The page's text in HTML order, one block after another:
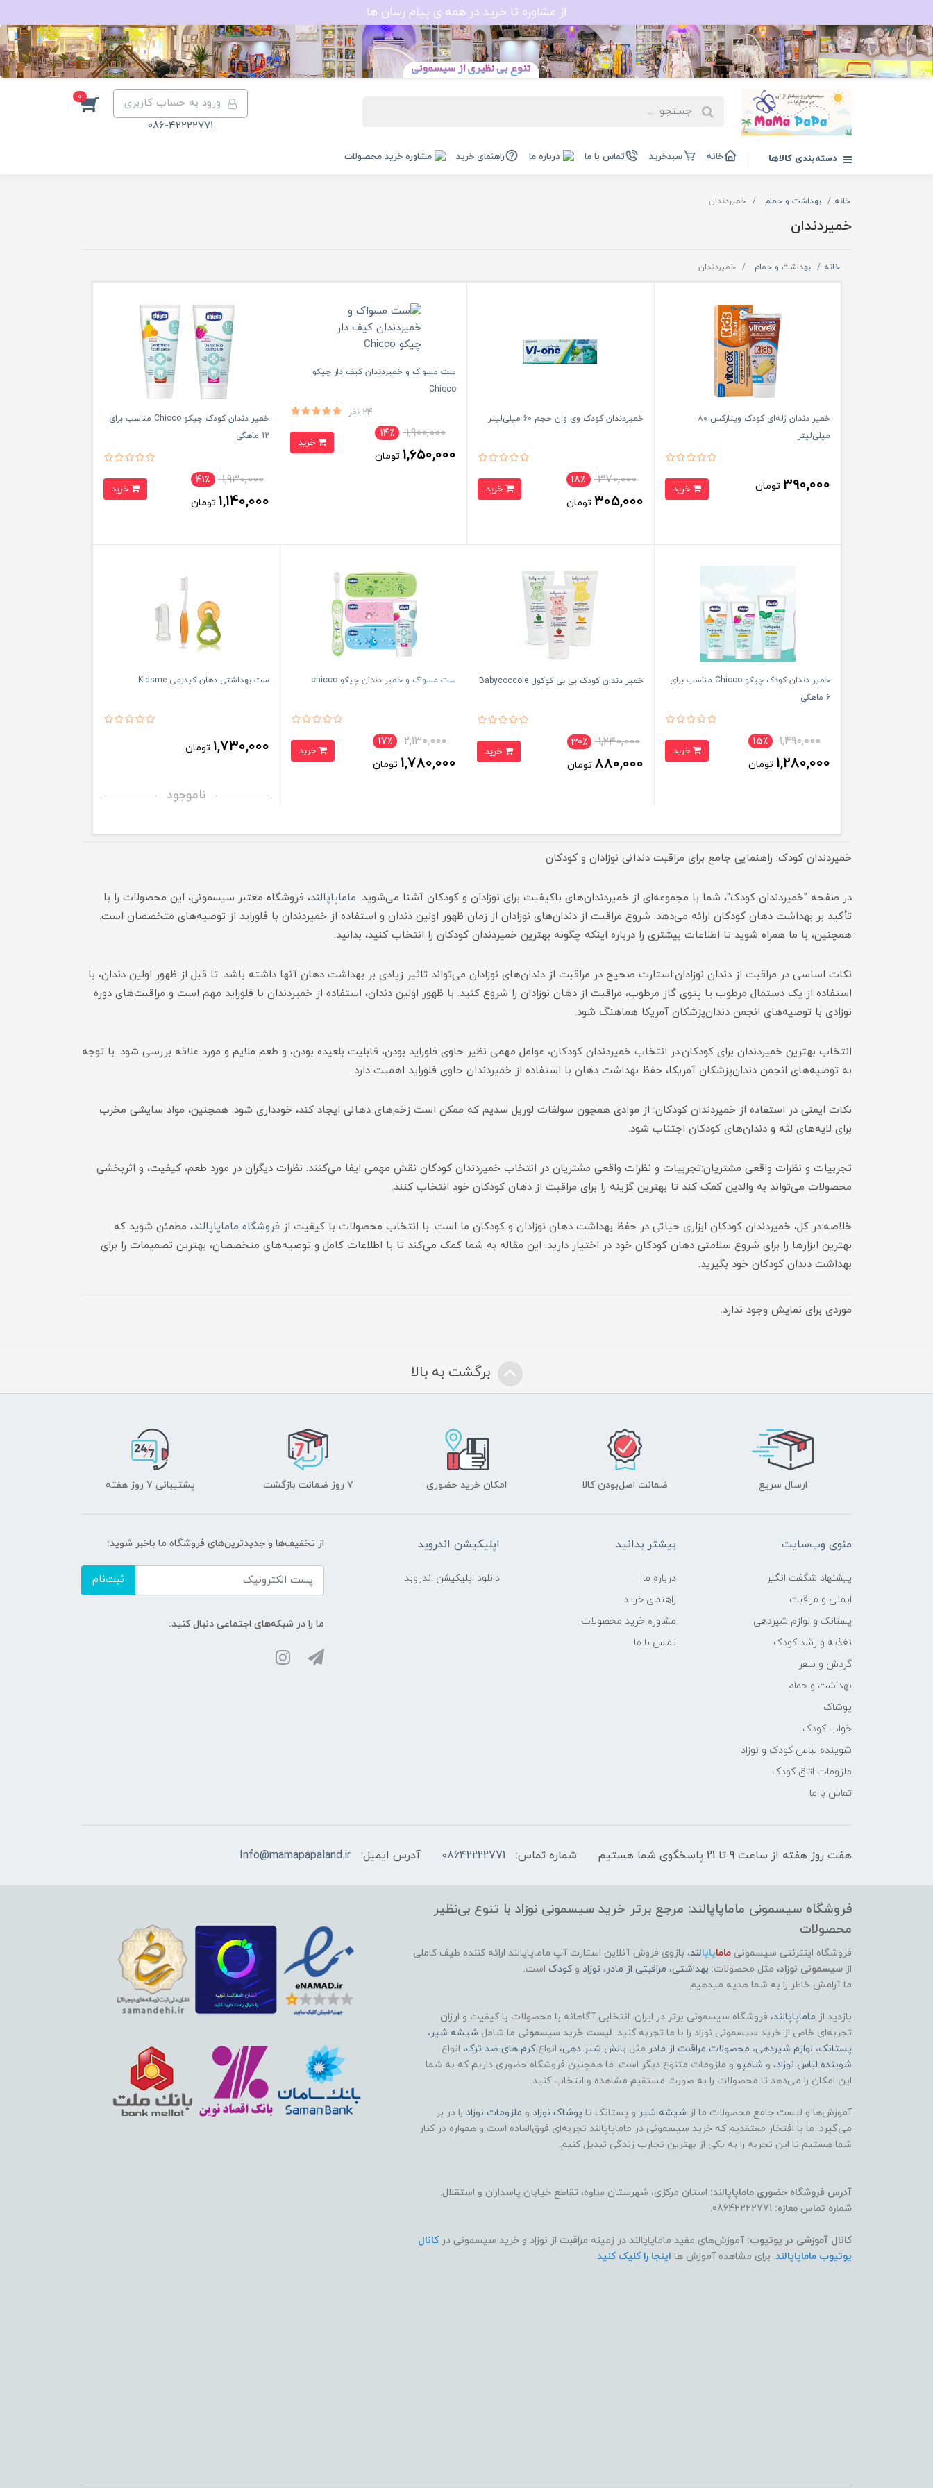
از مشاوره تا خرید در همه ی پیام رسان ها
ورود به حساب کاربری
086-42222771
0
دسته‌بندی کالاها خانه سبدخرید تماس با ما درباره ما راهنمای خرید مشاوره خرید محصولات
خانه بهداشت و حمام خمیردندان
خمیردندان
خانه بهداشت و حمام خمیردندان
خمیر دندان ژله‌ای کودک ویتارکس ۸۰
میلی‌لیتر
390,000 تومان خرید
خمیردندان کودک وی وان حجم 60 میلی‌لیتر
370,000 18٪
305,000 تومان
ست مسواک و خمیردندان کیف دار چیکو
Chicco
24 نفر
1,900,000 14٪
1,650,000 تومان
خرید
خمیر دندان کودک چیکو Chicco مناسب برای
12 ماهگی
1,930,000 41٪
1,140,000 تومان
خمیر دندان کودک چیکو Chicco مناسب برای
6 ماهگی
1,490,000 15٪
1,280,000 تومان
خرید
خمیر دندان کودک بی بی کوکول Babycoccole
1,240,000 30٪
880,000 تومان
ست مسواک و خمیر دندان چیکو chicco
2,130,000 17٪
1,780,000 تومان
خرید
ست بهداشتی دهان کیدزمی Kidsme
1,730,000 تومان
ناموجود
خمیردندان کودک: راهنمایی جامع برای مراقبت دندانی نوزادان و کودکان
در صفحه "خمیردندان کودک"، شما با مجموعه‌ای از خمیردندان‌های باکیفیت برای نوزادان و کودکان آشنا می‌شوید. ماماپاپالند، فروشگاه معتبر سیسمونی، این محصولات را با
تأکید بر بهداشت دهان کودکان ارائه می‌دهد. شروع مراقبت از دندان‌های نوزادان از زمان ظهور اولین دندان و استفاده از خمیردندان با فلوراید از توصیه‌های متخصصان است.
همچنین، با ما همراه شوید تا اطلاعات بیشتری را درباره اینکه چگونه بهترین خمیردندان کودکان را انتخاب کنید، بدانید.
نکات اساسی در مراقبت از دندان نوزادان:استارت صحیح در مراقبت از دندان‌های نوزادان می‌تواند تاثیر زیادی بر بهداشت دهان آنها داشته باشد. تا قبل از ظهور اولین دندان، با
استفاده از یک دستمال مرطوب یا پتوی گاز مرطوب، مراقبت از دهان نوزادان را شروع کنید. با ظهور اولین دندان، استفاده از خمیردندان با فلوراید مهم است و مراقبت‌های دوره
نوزادی با توصیه‌های انجمن دندان‌پزشکان آمریکا هماهنگ شود.
انتخاب بهترین خمیردندان برای کودکان:در انتخاب خمیردندان کودکان، عوامل مهمی نظیر حاوی فلوراید بودن، قابلیت بلعیده بودن، و طعم ملایم و مورد علاقه بررسی شود. با توجه
به توصیه‌های انجمن دندان‌پزشکان آمریکا، حفظ بهداشت دهان با استفاده از خمیردندان حاوی فلوراید اهمیت دارد.
نکات ایمنی در استفاده از خمیردندان کودکان: از موادی همچون سولفات لوریل سدیم که ممکن است زخم‌های دهانی ایجاد کند، خودداری شود. همچنین، مواد سایشی مخرب
برای لایه‌های لثه و دندان‌های کودکان اجتناب شود.
تجربیات و نظرات واقعی مشتریان:تجربیات و نظرات واقعی مشتریان در انتخاب خمیردندان کودکان نقش مهمی ایفا می‌کنند. نظرات دیگران در مورد طعم، کیفیت، و اثربخشی
محصولات می‌تواند به والدین کمک کند تا بهترین گزینه را برای مراقبت از دهان کودکان خود انتخاب کنند.
خلاصه:در کل، خمیردندان کودکان ابزاری حیاتی در حفظ بهداشت دهان نوزادان و کودکان ما است. با انتخاب محصولات با کیفیت از فروشگاه ماماپاپالند، مطمئن شوید که
بهترین ابزارها را برای شروع سلامتی دهان کودکان خود در اختیار دارید. این مقاله به شما کمک می‌کند تا با اطلاعات کامل و توصیه‌های متخصصان، بهترین تصمیمات را برای
بهداشت دندان کودکان خود بگیرید.
موردی برای نمایش وجود ندارد.
برگشت به بالا
ارسال سریع ضمانت اصل‌بودن کالا امکان خرید حضوری ۷ روز ضمانت بازگشت پشتیبانی 7 روز هفته
منوی وب‌سایت
پیشنهاد شگفت انگیر
ایمنی و مراقبت
پستانک و لوازم شیردهی
تغذیه و رشد کودک
گردش و سفر
بهداشت و حمام
پوشاک
خواب کودک
شوینده لباس کودک و نوزاد
ملزومات اتاق کودک
تماس با ما
بیشتر بدانید
درباره ما
راهنمای خرید
مشاوره خرید محصولات
تماس با ما
اپلیکیشن اندروید
دانلود اپلیکیشن اندروبد
از تخفیف‌ها و جدیدترین‌های فروشگاه ما باخبر شوید:
ثبت‌نام
ما را در شبکه‌های اجتماعی دنبال کنید:
هفت روز هفته از ساعت 9 تا 21 پاسخگوی شما هستیم شماره تماس: 08642222771 آدرس ایمیل: Info@mamapapaland.ir
فروشگاه سیسمونی ماماپاپالند: مرجع برتر خرید سیسمونی نوزاد با تنوع بی‌نظیر
محصولات
فروشگاه اینترنتی سیسمونی ماماپاپالند، بازوی فروش آنلاین استارت آپ ماماپاپالند ارائه کننده طیف کاملی
از سیسمونی نوزاد، مثل محصولات: بهداشتی، مراقبتی از مادر، نوزاد وکودک است.
ما آرامش خاطر را به شما هدیه میدهیم.
بازدید از ماماپاپالند، فروشگاه سیسمونی برتر در ایران. انتخابی آگاهانه با محصولات با کیفیت و ارزان.
تجربه‌ای خاص از خرید سیسمونی نوزاد را با ما تجربه کنید. لیست خرید سیسمونی ما شامل شیشه شیر،
پستانک، لوازم شیردهی، محصولات مراقبت از مادر مثل بالش شیر دهی، انواعکرم های ضد ترک، انواع
شوینده لباس نوزاد، و شامپو و ملزومات متنوع دیگر است. ما همچنین فروشگاه حضوری داریم که به شما
این امکان را می‌دهد تا محصولات را به صورت مستقیم مشاهده و انتخاب کنید.
آموزش‌ها و لیست جامع محصولات ما از شیشه شیر و پستانک تا پوشاک نوزاد و ملزومات نوزاد را در بر
می‌گیرد. ما با افتخار معتقدیم که خرید سیسمونی در ماماپاپالند تجربه‌ای فوق‌العاده است و همواره در کنار
شما هستیم تا این تجربه را به یکی از بهترین تجارب زندگی تبدیل کنیم.
آدرس فروشگاه حضوری ماماپاپالند: استان مرکزی، شهرستان ساوه، تقاطع خیابان پاسداران و استقلال.
شماره تماس مغازه:
کانال آموزشی در یوتیوب: آموزش‌های مفید ماماپاپالند در زمینه مراقبت از نوزاد و خرید سیسمونی درکانال
یوتیوب ماماپاپالند. برای مشاهده آموزش ها اینجا را کلیک کنید.